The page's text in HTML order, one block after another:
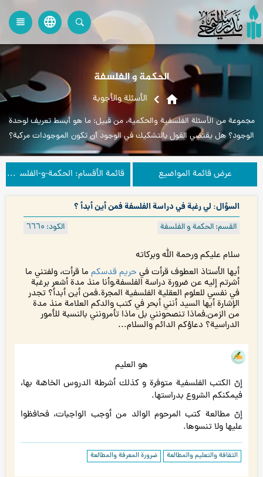
language
view_headline close
الحكمة و الفلسفة
home الأسئلة والأجوبة
مجموعة من الأسئلة الفلسفية والحكمية، من قبيل: ما هو أبسط تعريف لوحدة
الوجود؟ هل يقتضي القول بالتشكيك في الوجود أن تكون الموجودات مركبة؟
ما هو نفس الأمر؟
عرض قائمة المواضيع قائمة الأقسام: الحكمة-و-الفلسفة
السؤال: لي رغبة في دراسة الفلسفة فمن أين أبدأ ؟
الكود: ٦٦٦۰ القسم: الحكمة و الفلسفة
سلام عليكم ورحمة الله وبركاته
أيها الأستاذ العطوف قرأت في حريم قدسكم ما قرأت، ولفتني ما
أشرتم إليه عن ضرورة دراسة الفلسفة,وأنا منذ مدة أشعر برغبة
في نفسي للعلوم العقلية الفلسفية المجرة.فمن أين أبدأ؟ تجدر
الإشارة أيها السيد أنني أبحر في كتب والدكم العلامة منذ مدة
من الزمن,فماذا تنصحونني بل ماذا تأمرونني بالنسبة للأمور
الدراسية؟ دعاؤكم الدائم والسلام...
هو العليم
إنّ الكتب الفلسفية متوفرة و كذلك أشرطة الدروس الخاصّة بها،
فيمكنكم الشروع بدراستها.
إنّ مطالعة كتب المرحوم الوالد من أوجب الواجبات، فحافظوا
عليها ولا تنسوها.
الثقافة والتعليم والمطالعة ضرورة المعرفة والمطالعة